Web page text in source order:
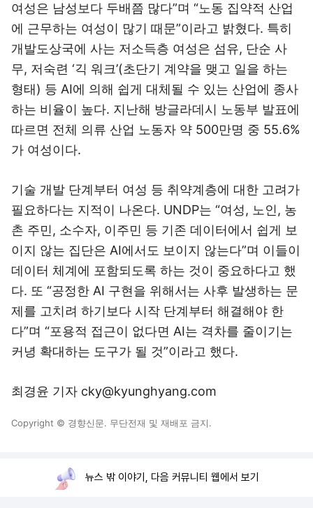
여성은 남성보다 두배쯤 많다”며 “노동 집약적 산업
에 근무하는 여성이 많기 때문”이라고 밝혔다. 특히
개발도상국에 사는 저소득층 여성은 섬유, 단순 사
무, 저숙련 ‘긱 워크’(초단기 계약을 맺고 일을 하는
형태) 등 AI에 의해 쉽게 대체될 수 있는 산업에 종사
하는 비율이 높다. 지난해 방글라데시 노동부 발표에
따르면 전체 의류 산업 노동자 약 500만명 중 55.6%
가 여성이다.
기술 개발 단계부터 여성 등 취약계층에 대한 고려가
필요하다는 지적이 나온다. UNDP는 “여성, 노인, 농
촌 주민, 소수자, 이주민 등 기존 데이터에서 쉽게 보
이지 않는 집단은 AI에서도 보이지 않는다”며 이들이
데이터 체계에 포함되도록 하는 것이 중요하다고 했
다. 또 “공정한 AI 구현을 위해서는 사후 발생하는 문
제를 고치려 하기보다 시작 단계부터 해결해야 한
다”며 “포용적 접근이 없다면 AI는 격차를 줄이기는
커녕 확대하는 도구가 될 것”이라고 했다.
최경윤 기자 cky@kyunghyang.com
Copyright © 경향신문. 무단전재 및 재배포 금지.
뉴스 밖 이야기, 다음 커뮤니티 웹에서 보기